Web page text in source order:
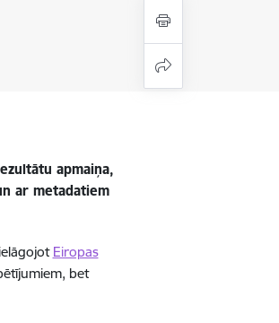
apmaiņa,
ar metadatiem
Eiropas
bet